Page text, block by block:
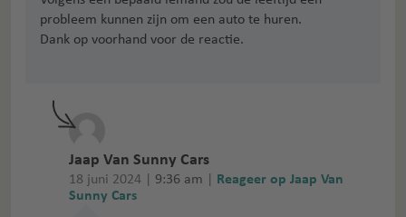
probleem kunnen zijn om een auto te huren.
Dank op voorhand voor de reactie.
Jaap Van Sunny Cars
18 juni 2024 | 9:36 am
Reageer op Jaap Van
Sunny Cars